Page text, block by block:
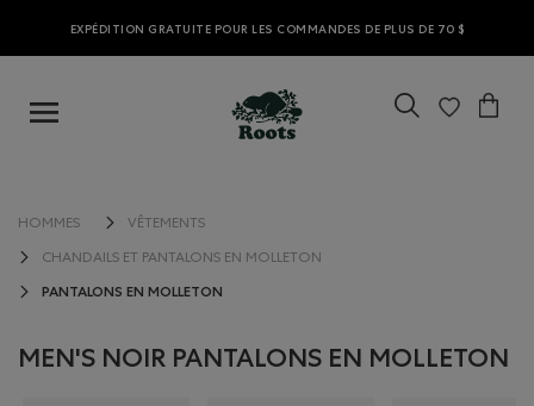
EXPÉDITION GRATUITE POUR LES COMMANDES DE PLUS DE 70 $
HOMMES VÊTEMENTS
CHANDAILS ET PANTALONS EN MOLLETON
PANTALONS EN MOLLETON
MEN'S NOIR PANTALONS EN MOLLETON